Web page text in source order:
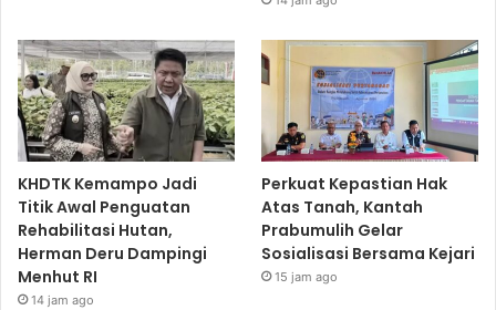
KHDTK Kemampo Jadi
Titik Awal Penguatan
Rehabilitasi Hutan,
Herman Deru Dampingi
Menhut RI
14 jam ago
Perkuat Kepastian Hak
Atas Tanah, Kantah
Prabumulih Gelar
Sosialisasi Bersama Kejari
15 jam ago